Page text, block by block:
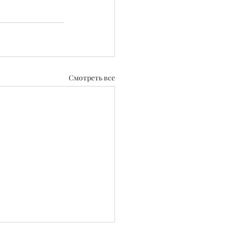
Смотреть все